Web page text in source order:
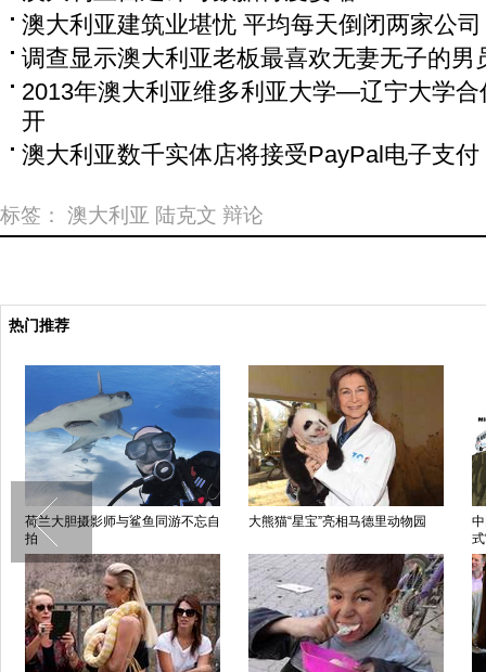
澳大利亚建筑业堪忧 平均每天倒闭两家公司
调查显示澳大利亚老板最喜欢无妻无子的男
2013年澳大利亚维多利亚大学—辽宁大学
开
澳大利亚数千实体店将接受PayPal电子支付
标签： 澳大利亚 陆克文 辩论
热门推荐
荷兰大胆摄影师与鲨鱼同游不忘自
拍
大熊猫“星宝”亮相马德里动物园
式